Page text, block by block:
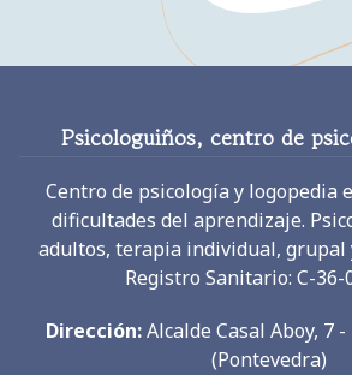
Psicologuiños, centro de
Centro de psicología y logopedia
dificultades del aprendizaje.
adultos, terapia individual, grupal
Registro Sanitario: C-36-
Dirección: Alcalde Casal Aboy, 7
(Pontevedra)